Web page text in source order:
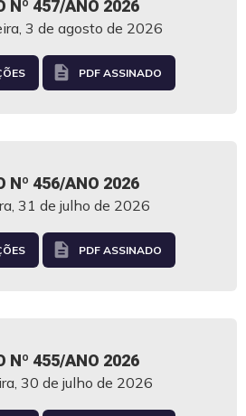
Nº 457/ANO 2026
3 de agosto de 2026
description PDF ASSINADO
Nº 456/ANO 2026
31 de julho de 2026
description PDF ASSINADO
Nº 455/ANO 2026
30 de julho de 2026